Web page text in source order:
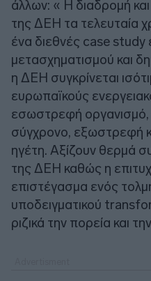
άλλων: « Η διαδρομή
της ΔΕΗ τα τελευταία
ένα διεθνές case study
μετασχηματισμού και
η ΔΕΗ συγκρίνεται
ευρωπαϊκούς
εσωστρεφή οργανισμό,
σύγχρονο, εξωστρεφή
ηγέτη. Αξίζουν θερμά
της ΔΕΗ καθώς η
επιστέγασμα ενός
υποδειγματικού
ριζικά την πορεία και